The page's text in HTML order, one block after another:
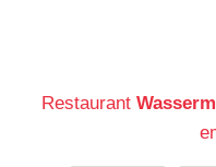
Restaurant